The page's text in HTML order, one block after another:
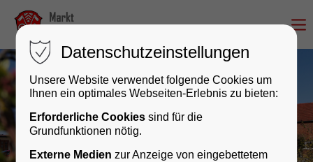
Datenschutzeinstellungen
Unsere Website verwendet folgende Cookies um
Ihnen ein optimales Webseiten-Erlebnis zu bieten:
Erforderliche Cookies sind für die
Grundfunktionen nötig.
Externe Medien zur Anzeige von eingebettetem